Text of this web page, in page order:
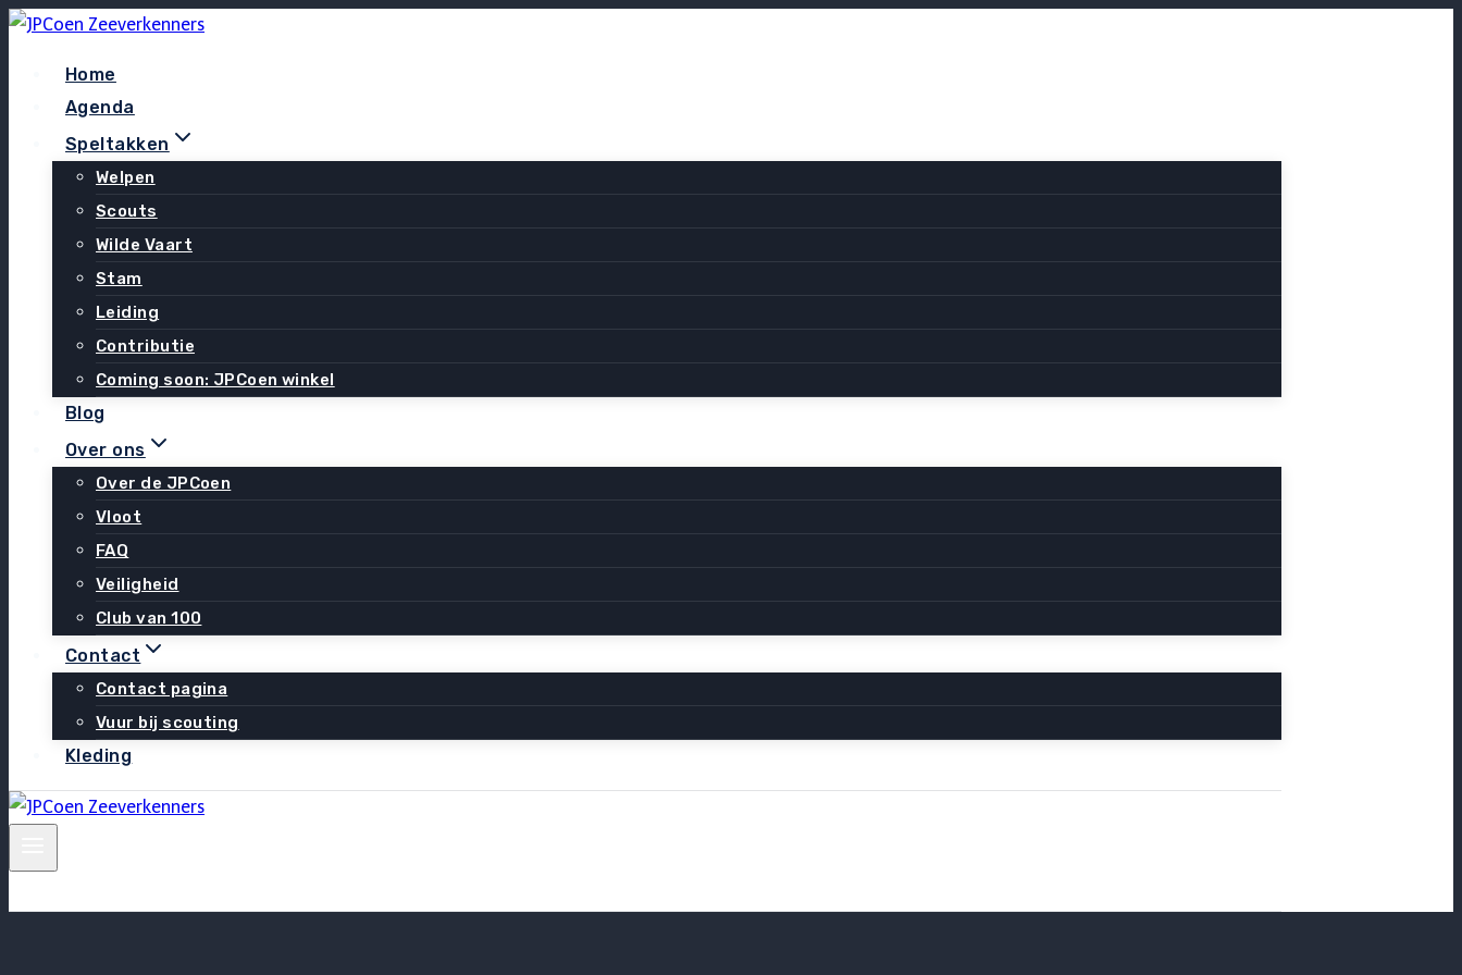
Doorgaan
Home
Agenda
Speltakken
Welpen
Scouts
Wilde Vaart
Stam
Leiding
Contributie
Coming soon: JPCoen winkel
Blog
Over ons
Over de JPCoen
Vloot
FAQ
Veiligheid
Club van 100
Contact
Contact pagina
Vuur bij scouting
Kleding